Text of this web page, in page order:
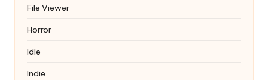
File Viewer
Horror
Idle
Indie